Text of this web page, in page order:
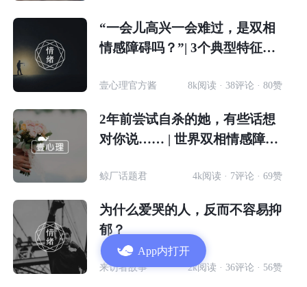
“一会儿高兴一会难过，是双相
情感障碍吗？”| 3个典型特征帮
壹心理官方酱 8k阅读 · 38评论 · 80赞
2年前尝试自杀的她，有些话想
对你说…… | 世界双相情感障碍
鲸厂话题君 4k阅读 · 7评论 · 69赞
为什么爱哭的人，反而不容易抑
郁？
来访者故事 2k阅读 · 36评论 · 56赞
App内打开